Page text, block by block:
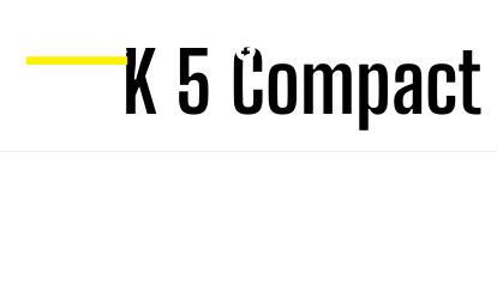
K 5 Compact